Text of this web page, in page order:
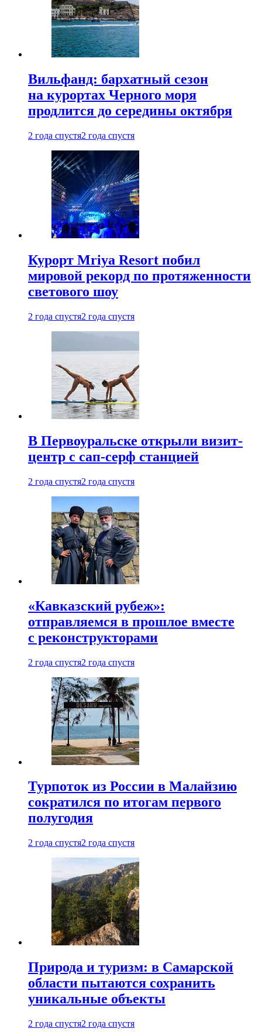
Вильфанд: бархатный сезон
на курортах Черного моря
продлится до середины октября
2 года спустя2 года спустя
Курорт Mriya Resort побил
мировой рекорд по протяженности
светового шоу
2 года спустя2 года спустя
В Первоуральске открыли визит-
центр с сап-серф станцией
2 года спустя2 года спустя
«Кавказский рубеж»:
отправляемся в прошлое вместе
с реконструкторами
2 года спустя2 года спустя
Турпоток из России в Малайзию
сократился по итогам первого
полугодия
2 года спустя2 года спустя
Природа и туризм: в Самарской
области пытаются сохранить
уникальные объекты
2 года спустя2 года спустя